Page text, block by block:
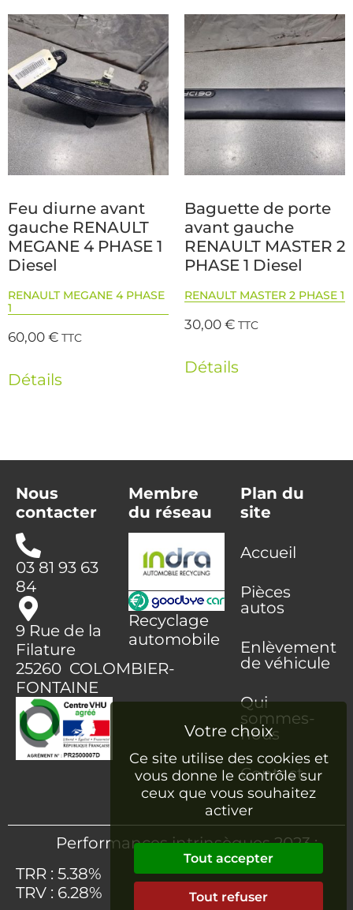
Feu diurne avant
gauche RENAULT
MEGANE 4 PHASE 1
Diesel
RENAULT MEGANE 4 PHASE
1
60,00€ TTC
Détails
Baguette de porte
avant gauche
RENAULT MASTER 2
PHASE 1 Diesel
RENAULT MASTER 2 PHASE 1
30,00€ TTC
Détails
Nous
contacter
03 81 93 63
84
9 Rue de la
Filature
25260 COLOMBIER-
FONTAINE
Membre
du réseau
Recyclage
automobile
Plan du
site
Accueil
Pièces
autos
Enlèvement
de véhicule
Qui
sommes-
nous
Contact
Performances intrinsèques 2023 :
TRR : 5.38%
TRV : 6.28%
Ce site utilise des cookies et
vous donne le contrôle sur
ceux que vous souhaitez
activer
Tout accepter
Tout refuser